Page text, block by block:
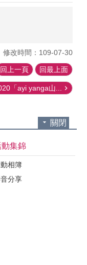
修改時間：109-07-30
回上一頁 回最上面
「ayi yanga山...
關閉
動集錦
相簿
分享